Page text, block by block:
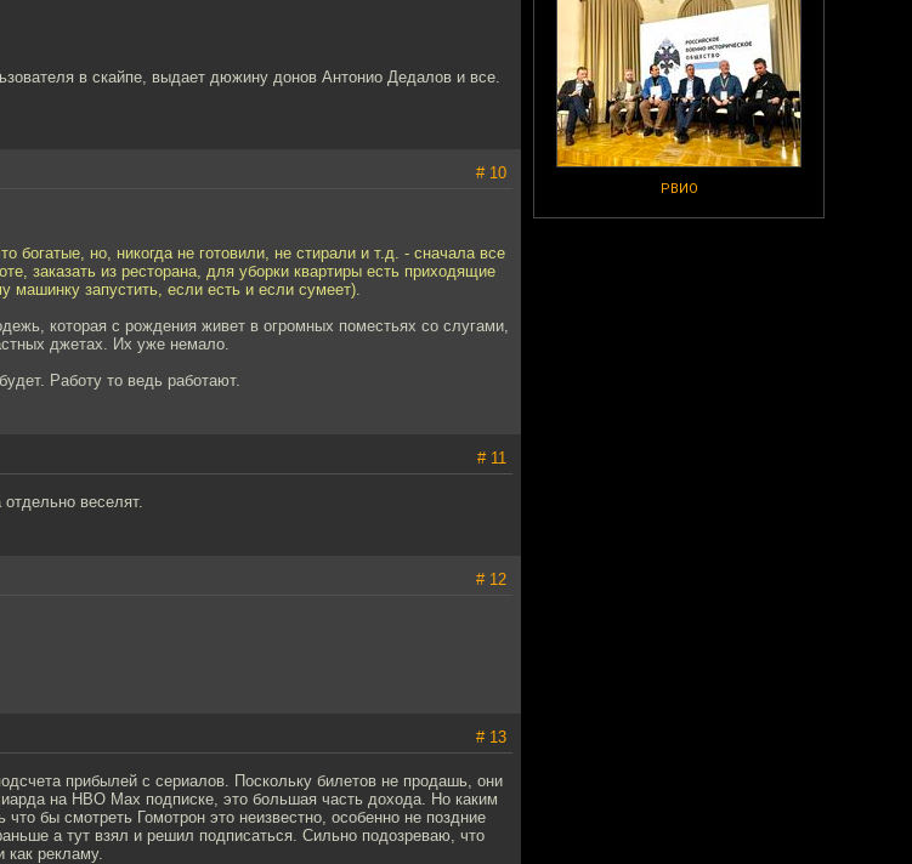
РВИО
в скайпе, выдает дюжину донов Антонио Дедалов и все.
# 10
богатые, но, никогда не готовили, не стирали и т.д. - сначала все
заказать из ресторана, для уборки квартиры есть приходящие
запустить, если есть и если сумеет).
которая с рождения живет в огромных поместьях со слугами,
джетах. Их уже немало.
Работу то ведь работают.
# 11
веселят.
# 12
# 13
прибылей с сериалов. Поскольку билетов не продашь, они
на HBO Max подписке, это большая часть дохода. Но каким
бы смотреть Гомотрон это неизвестно, особенно не поздние
а тут взял и решил подписаться. Сильно подозреваю, что
как рекламу.